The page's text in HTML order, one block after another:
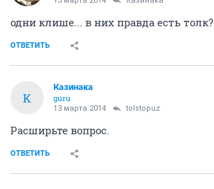
одни клише... в них правда есть толк?
ОТВЕТИТЬ
К
Казинака
guru
13 марта 2014 tolstopuz
Расширьте вопрос.
ОТВЕТИТЬ